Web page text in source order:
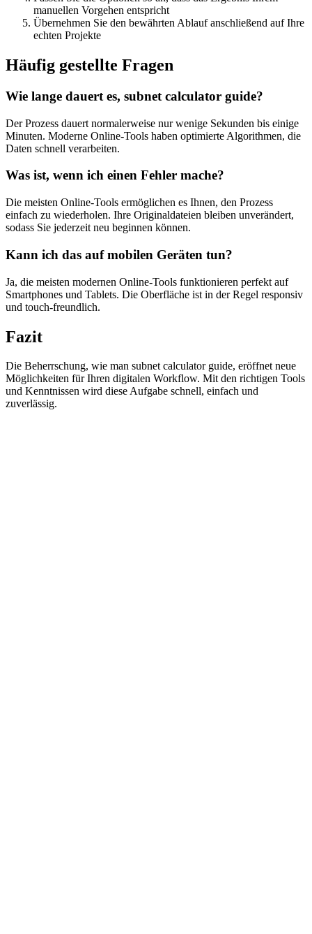
manuellen Vorgehen entspricht
Übernehmen Sie den bewährten Ablauf anschließend auf Ihre
echten Projekte
Häufig gestellte Fragen
Wie lange dauert es, subnet calculator guide?
Der Prozess dauert normalerweise nur wenige Sekunden bis einige
Minuten. Moderne Online-Tools haben optimierte Algorithmen, die
Daten schnell verarbeiten.
Was ist, wenn ich einen Fehler mache?
Die meisten Online-Tools ermöglichen es Ihnen, den Prozess
einfach zu wiederholen. Ihre Originaldateien bleiben unverändert,
sodass Sie jederzeit neu beginnen können.
Kann ich das auf mobilen Geräten tun?
Ja, die meisten modernen Online-Tools funktionieren perfekt auf
Smartphones und Tablets. Die Oberfläche ist in der Regel responsiv
und touch-freundlich.
Fazit
Die Beherrschung, wie man subnet calculator guide, eröffnet neue
Möglichkeiten für Ihren digitalen Workflow. Mit den richtigen Tools
und Kenntnissen wird diese Aufgabe schnell, einfach und
zuverlässig.